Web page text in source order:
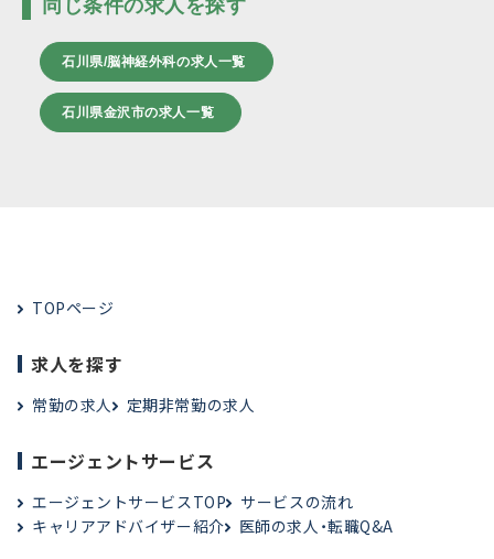
同じ条件の求人を探す
石川県/脳神経外科の求人一覧
石川県金沢市の求人一覧
TOPページ
求人を探す
常勤の求人 定期非常勤の求人
エージェントサービス
エージェントサービスTOP
サービスの流れ
キャリアアドバイザー紹介
医師の求人・転職Q&A